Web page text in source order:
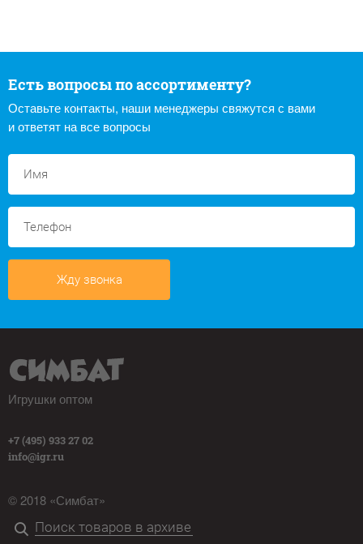
Есть вопросы по ассортименту?
Оставьте контакты, наши менеджеры свяжутся с вами
и ответят на все вопросы
Жду звонка
Игрушки оптом
+7 (495) 933 27 02
info@igr.ru
© 2018 «Симбат»